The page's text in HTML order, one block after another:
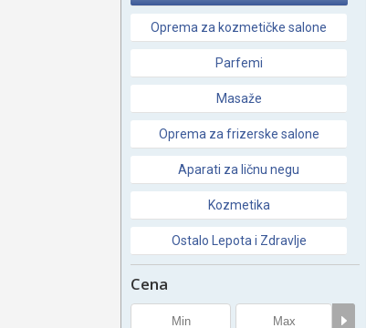
Oprema za kozmetičke salone
Parfemi
Masaže
Oprema za frizerske salone
Aparati za ličnu negu
Kozmetika
Ostalo Lepota i Zdravlje
Cena